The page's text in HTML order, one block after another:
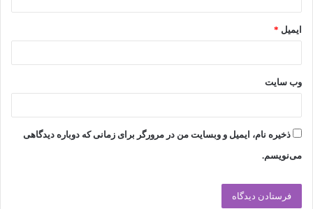
ایمیل *
وب‌ سایت
ذخیره نام، ایمیل و وبسایت من در مرورگر برای زمانی که دوباره دیدگاهی
می‌نویسم.